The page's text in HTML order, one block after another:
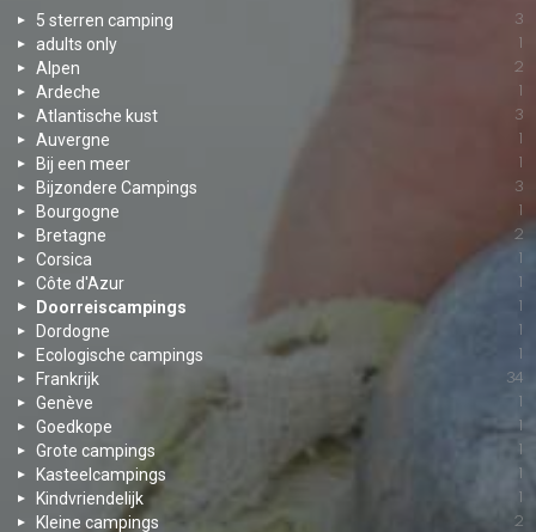
5 sterren camping 3
adults only 1
Alpen 2
Ardeche 1
Atlantische kust 3
Auvergne 1
Bij een meer 1
Bijzondere Campings 3
Bourgogne 1
Bretagne 2
Corsica 1
Côte d'Azur 1
Doorreiscampings 1
Dordogne 1
Ecologische campings 1
Frankrijk 34
Genève 1
Goedkope 1
Grote campings 1
Kasteelcampings 1
Kindvriendelijk 1
Kleine campings 2